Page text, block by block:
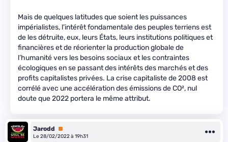
Mais de quelques latitudes que soient les puissances
impérialistes, l’intérêt fondamentale des peuples terriens est
de les détruite, eux, leurs États, leurs institutions politiques et
financières et de réorienter la production globale de
l’humanité vers les besoins sociaux et les contraintes
écologiques en se passant des intérêts des marchés et des
profits capitalistes privées. La crise capitaliste de 2008 est
corrélé avec une accélération des émissions de CO², nul
doute que 2022 portera le même attribut.
Jarodd
Premium
Le 28/02/2022 à 19h31